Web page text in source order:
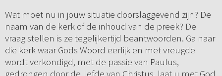
Wat moet nu in jouw situatie doorslaggevend zijn? De
naam van de kerk of de inhoud van de preek? De
vraag stellen is ze tegelijkertijd beantwoorden. Ga naar
die kerk waar Gods Woord eerlijk en met vreugde
wordt verkondigd, met de passie van Paulus,